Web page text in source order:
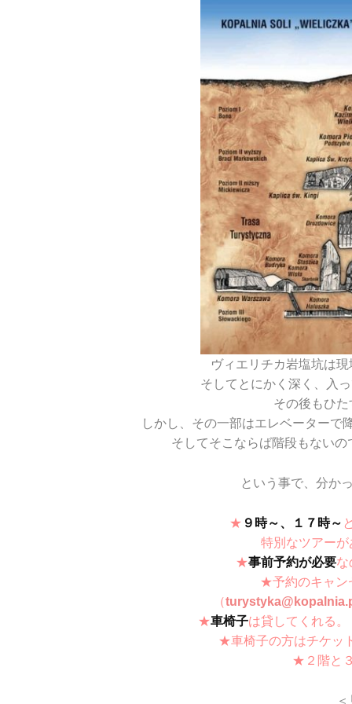
ヴィエリチカ岩塩坑は
そしてとにかく深く、入
その後もひ
しかし、その一部はエレベーターで
そしてそこならば階段もない
という事で、分か
★ ９時～、１７時～
特別なツアー
★事前予約が必要な
★予約のキャン
（
★車椅子は貸してくれる
★車椅子の方はチケッ
★２階と